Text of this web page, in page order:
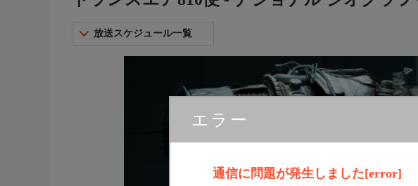
エラー
通信に問題が発生しました[error]
放送スケジュール一覧